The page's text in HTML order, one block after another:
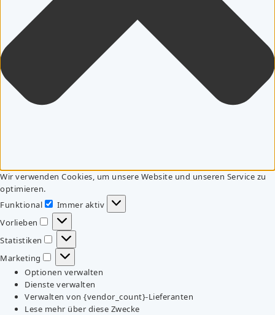
Wir verwenden Cookies, um unsere Website und unseren Service zu
optimieren.
Funktional
Funktional
Immer aktiv
Vorlieben
Vorlieben
Statistiken
Statistiken
Marketing
Marketing
Optionen verwalten
Dienste verwalten
Verwalten von {vendor_count}-Lieferanten
Lese mehr über diese Zwecke